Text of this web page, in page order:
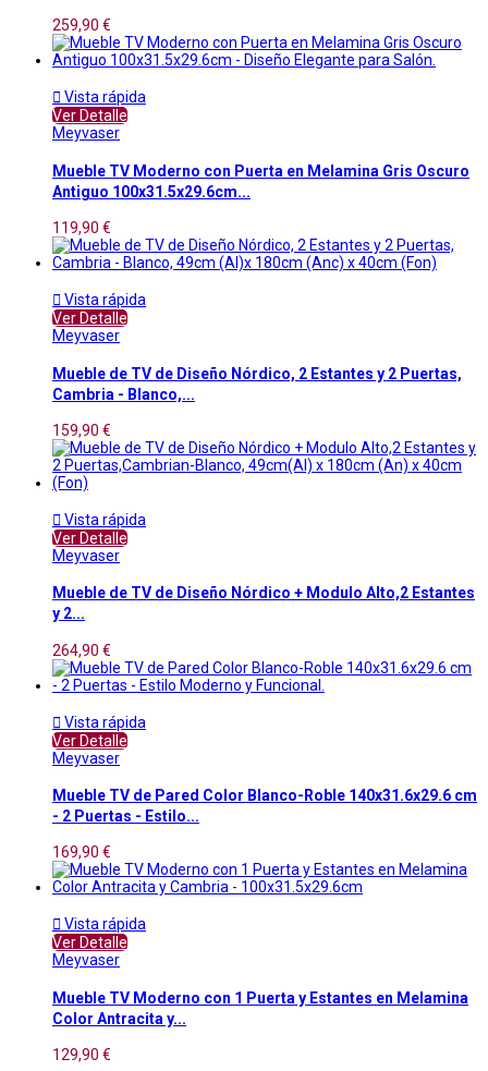
259,90 €
 Vista rápida
Ver Detalle
Meyvaser
Mueble TV Moderno con Puerta en Melamina Gris Oscuro
Antiguo 100x31.5x29.6cm...
119,90 €
 Vista rápida
Ver Detalle
Meyvaser
Mueble de TV de Diseño Nórdico, 2 Estantes y 2 Puertas,
Cambria - Blanco,...
159,90 €
 Vista rápida
Ver Detalle
Meyvaser
Mueble de TV de Diseño Nórdico + Modulo Alto,2 Estantes
y 2...
264,90 €
 Vista rápida
Ver Detalle
Meyvaser
Mueble TV de Pared Color Blanco-Roble 140x31.6x29.6 cm
- 2 Puertas - Estilo...
169,90 €
 Vista rápida
Ver Detalle
Meyvaser
Mueble TV Moderno con 1 Puerta y Estantes en Melamina
Color Antracita y...
129,90 €